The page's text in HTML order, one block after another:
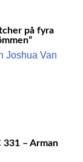
på fyra
331 – Arman